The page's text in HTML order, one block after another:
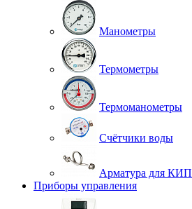
Манометры
Термометры
Термоманометры
Счётчики воды
Арматура для КИП
Приборы управления